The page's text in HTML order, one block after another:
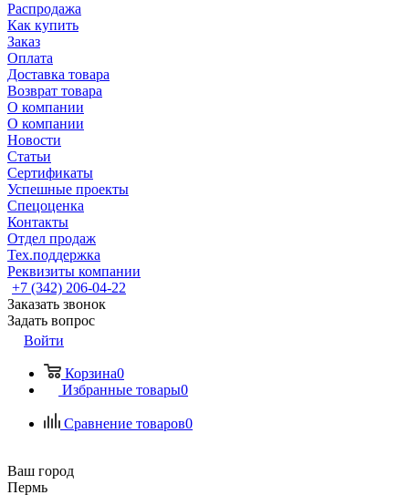
Распродажа
Как купить
Заказ
Оплата
Доставка товара
Возврат товара
О компании
О компании
Новости
Статьи
Сертификаты
Успешные проекты
Спецоценка
Контакты
Отдел продаж
Тех.поддержка
Реквизиты компании
+7 (342) 206-04-22
Заказать звонок
Задать вопрос
Войти
Корзина0
Избранные товары0
Сравнение товаров0
Ваш город
Пермь